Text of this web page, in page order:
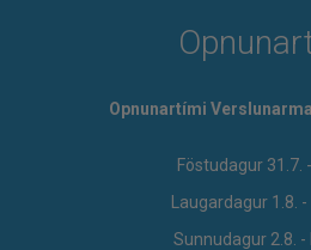
Opnunartími
Föstudagur 31.7.
Laugardagur 1.8.
Sunnudagur 2.8. -